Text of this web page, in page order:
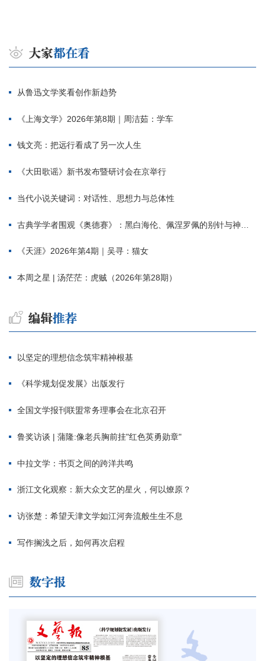
从鲁迅文学奖看创作新趋势
《上海文学》2026年第8期｜周洁茹：学车
钱文亮：把远行看成了另一次人生
《大田歌谣》新书发布暨研讨会在京举行
当代小说关键词：对话性、思想力与总体性
古典学学者围观《奥德赛》：黑白海伦、佩涅罗佩的别针与神秘入侵者
《天涯》2026年第4期｜吴寻：猫女
本周之星 | 汤茫茫：虎贼（2026年第28期）
以坚定的理想信念筑牢精神根基
《科学规划促发展》出版发行
全国文学报刊联盟常务理事会在北京召开
鲁奖访谈 | 蒲隆:像老兵胸前挂"红色英勇勋章"
中拉文学：书页之间的跨洋共鸣
浙江文化观察：新大众文艺的星火，何以燎原？
访张楚：希望天津文学如江河奔流般生生不息
写作搁浅之后，如何再次启程